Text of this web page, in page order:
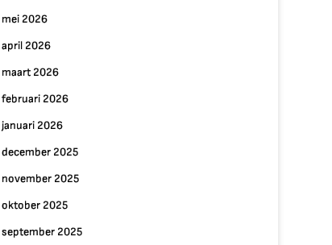
mei 2026
april 2026
maart 2026
februari 2026
januari 2026
december 2025
november 2025
oktober 2025
september 2025